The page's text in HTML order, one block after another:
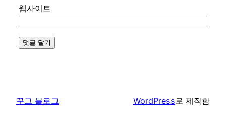
웹사이트
꾸그 블로그 WordPress로 제작함